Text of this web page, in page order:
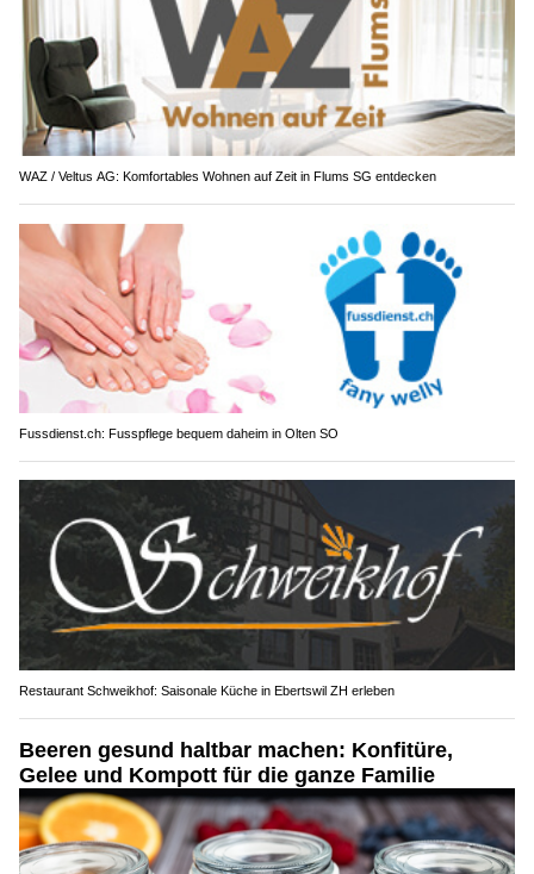
WAZ / Veltus AG: Komfortables Wohnen auf Zeit in Flums SG entdecken
Fussdienst.ch: Fusspflege bequem daheim in Olten SO
Restaurant Schweikhof: Saisonale Küche in Ebertswil ZH erleben
Beeren gesund haltbar machen: Konfitüre,
Gelee und Kompott für die ganze Familie